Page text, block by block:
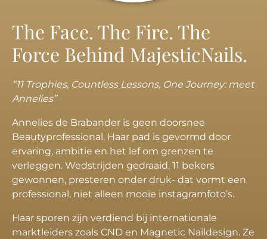
The Face. The Fire. The
Force Behind MajesticNails.
“11 Trophies, Countless Lessons, One Journey: meet
Annelies”
Annelies de Brabander is geen doorsnee
Beautyprofessional. Haar pad is gevormd door
ervaring, ambitie en het lef om grenzen te
verleggen. Wedstrijden gedraaid, 11 bekers
gewonnen, presteren onder druk- dat vormt een
professional, niet alleen mooie instagramfoto’s.
Haar sporen zijn verdiend bij internationale
marktleiders zoals CND en Magnetic Naildesign. Ze